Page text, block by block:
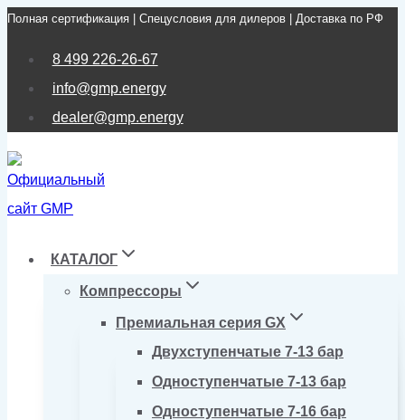
Перейти
Полная сертификация | Спецусловия для дилеров | Доставка по РФ
8 499 226-26-67
info@gmp.energy
dealer@gmp.energy
КАТАЛОГ
Компрессоры
Премиальная серия GX
Двухступенчатые 7-13 бар
Одноступенчатые 7-13 бар
Одноступенчатые 7-16 бар